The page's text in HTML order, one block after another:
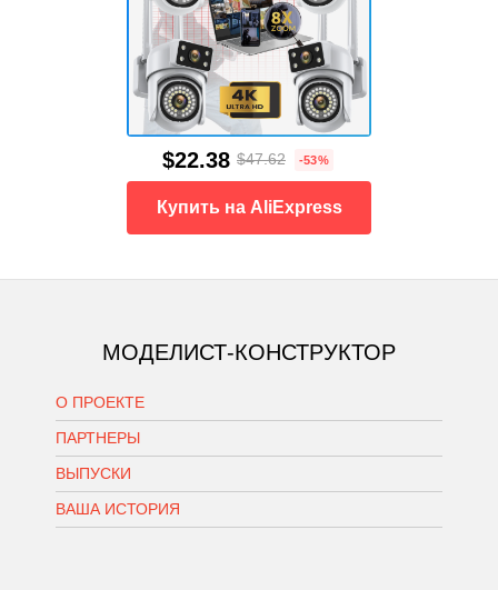
$22.38 $47.62 -53%
Купить на AliExpress
МОДЕЛИСТ-КОНСТРУКТОР
О ПРОЕКТЕ
ПАРТНЕРЫ
ВЫПУСКИ
ВАША ИСТОРИЯ